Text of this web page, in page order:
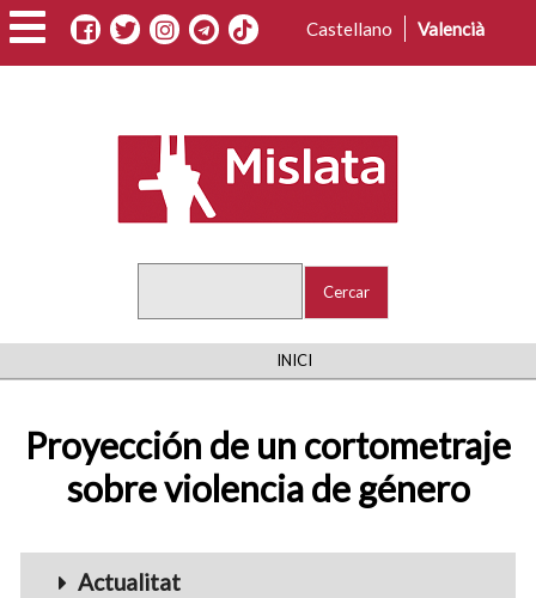
Vés
al
contingut
Castellano Valencià
FIL
INICI
Proyección de un cortometraje
sobre violencia de género
Menu_Videos
Actualitat